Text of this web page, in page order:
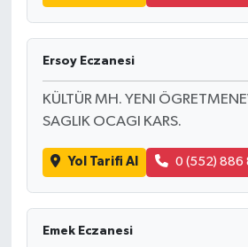
Ersoy Eczanesi
KÜLTÜR MH. YENI
SAGLIK OCAGI KARS.
Yol Tarifi Al 0 (552) 886
Emek Eczanesi